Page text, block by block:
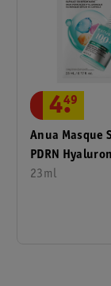
Anua Masque
PDRN
Capsule 100
23ml
4.
49